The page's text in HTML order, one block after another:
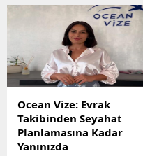
ekrana kilitleyen, Ay Yapım
imzalı 'Yargı' dizisinin
oyuncuları, Uluslararası
Emmy Ödülleri sonrası
sete çıktı.
Ocean Vize: Evrak
Takibinden Seyahat
Planlamasına Kadar
Yanınızda